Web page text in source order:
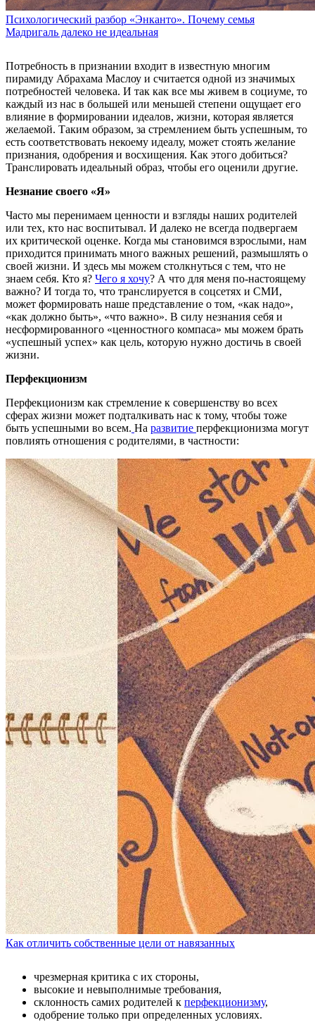
Психологический разбор «Энканто». Почему семья
Мадригаль далеко не идеальная
Потребность в признании входит в известную многим
пирамиду Абрахама Маслоу и считается одной из значимых
потребностей человека. И так как все мы живем в социуме, то
каждый из нас в большей или меньшей степени ощущает его
влияние в формировании идеалов, жизни, которая является
желаемой. Таким образом, за стремлением быть успешным, то
есть соответствовать некоему идеалу, может стоять желание
признания, одобрения и восхищения. Как этого добиться?
Транслировать идеальный образ, чтобы его оценили другие.
Незнание своего «Я»
Часто мы перенимаем ценности и взгляды наших родителей
или тех, кто нас воспитывал. И далеко не всегда подвергаем
их критической оценке. Когда мы становимся взрослыми, нам
приходится принимать много важных решений, размышлять о
своей жизни. И здесь мы можем столкнуться с тем, что не
знаем себя. Кто я? Чего я хочу? А что для меня по-настоящему
важно? И тогда то, что транслируется в соцсетях и СМИ,
может формировать наше представление о том, «как надо»,
«как должно быть», «что важно». В силу незнания себя и
несформированного «ценностного компаса» мы можем брать
«успешный успех» как цель, которую нужно достичь в своей
жизни.
Перфекционизм
Перфекционизм как стремление к совершенству во всех
сферах жизни может подталкивать нас к тому, чтобы тоже
быть успешными во всем. На развитие перфекционизма могут
повлиять отношения с родителями, в частности:
Как отличить собственные цели от навязанных
чрезмерная критика с их стороны,
высокие и невыполнимые требования,
склонность самих родителей к перфекционизму,
одобрение только при определенных условиях.